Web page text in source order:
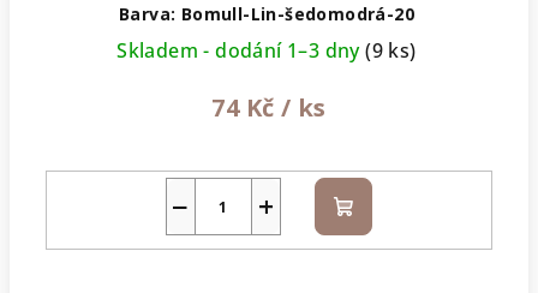
Barva: Bomull-Lin-šedomodrá-20
Skladem - dodání 1–3 dny(9 ks)
74 Kč / ks
+
− Do
košíku